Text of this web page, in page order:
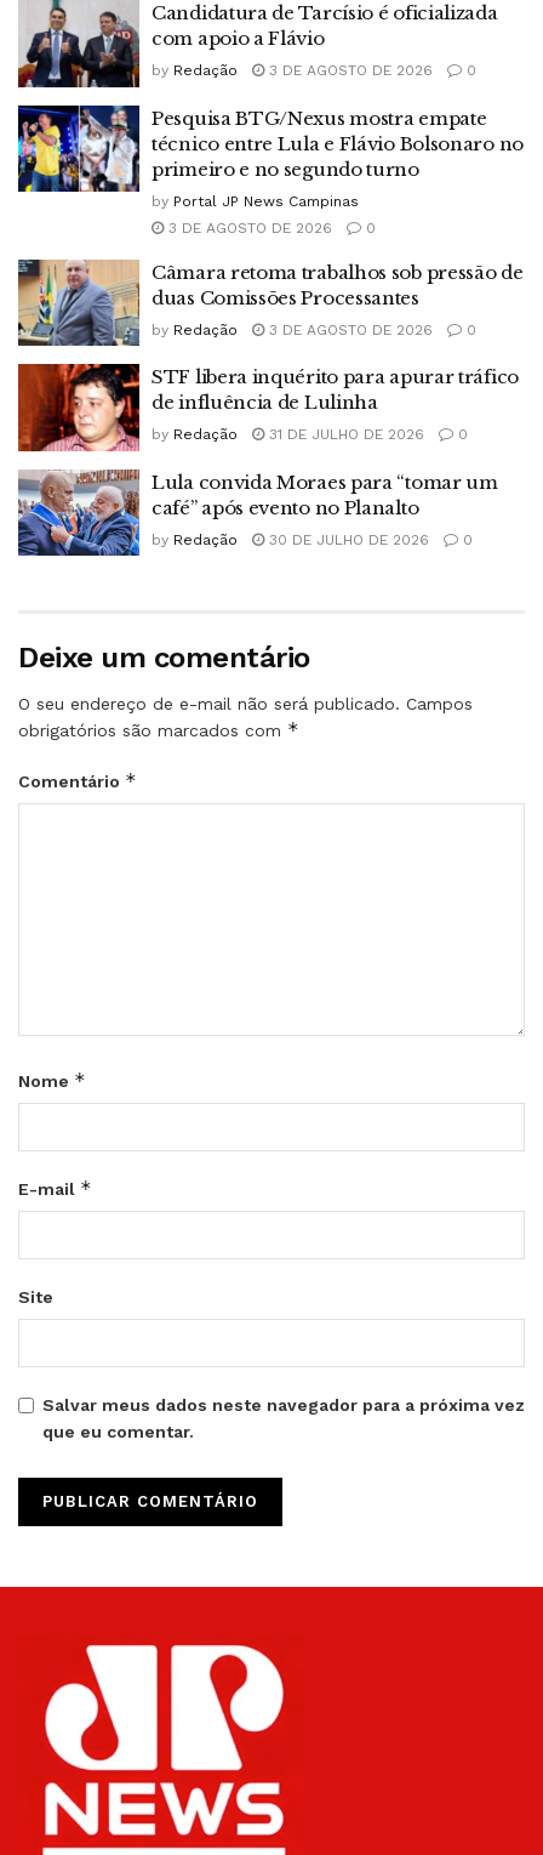
Candidatura de Tarcísio é oficializada
com apoio a Flávio
by Redação 3 DE AGOSTO DE 2026 0
Pesquisa BTG/Nexus mostra empate
técnico entre Lula e Flávio Bolsonaro no
primeiro e no segundo turno
by Portal JP News Campinas
3 DE AGOSTO DE 2026
0
Câmara retoma trabalhos sob pressão de
duas Comissões Processantes
by Redação 3 DE AGOSTO DE 2026 0
STF libera inquérito para apurar tráfico
de influência de Lulinha
by Redação 31 DE JULHO DE 2026 0
Lula convida Moraes para “tomar um
café” após evento no Planalto
by Redação 30 DE JULHO DE 2026 0
Deixe um comentário
O seu endereço de e-mail não será publicado. Campos
obrigatórios são marcados com *
Comentário *
Nome *
E-mail *
Site
Salvar meus dados neste navegador para a próxima vez
que eu comentar.